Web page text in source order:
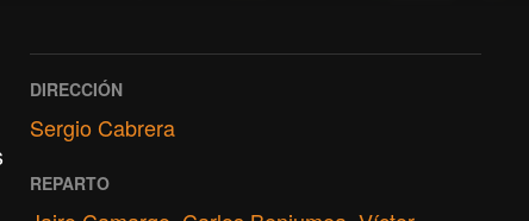
DIRECCIÓN
Sergio Cabrera
REPARTO